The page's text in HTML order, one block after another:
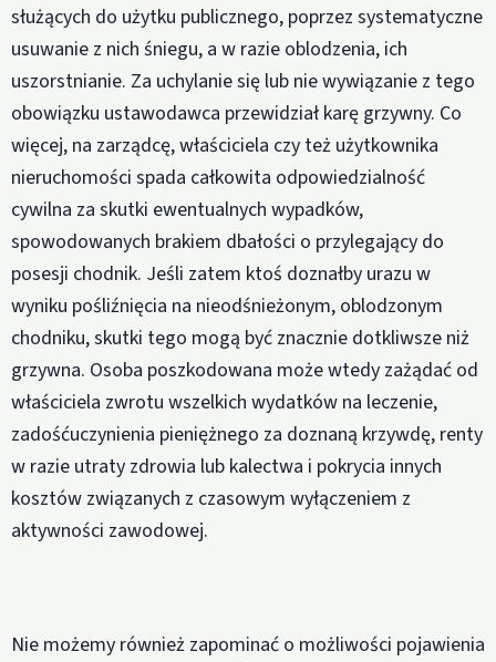
służących do użytku publicznego, poprzez systematyczne
usuwanie z nich śniegu, a w razie oblodzenia, ich
uszorstnianie. Za uchylanie się lub nie wywiązanie z tego
obowiązku ustawodawca przewidział karę grzywny. Co
więcej, na zarządcę, właściciela czy też użytkownika
nieruchomości spada całkowita odpowiedzialność
cywilna za skutki ewentualnych wypadków,
spowodowanych brakiem dbałości o przylegający do
posesji chodnik. Jeśli zatem ktoś doznałby urazu w
wyniku pośliźnięcia na nieodśnieżonym, oblodzonym
chodniku, skutki tego mogą być znacznie dotkliwsze niż
grzywna. Osoba poszkodowana może wtedy zażądać od
właściciela zwrotu wszelkich wydatków na leczenie,
zadośćuczynienia pieniężnego za doznaną krzywdę, renty
w razie utraty zdrowia lub kalectwa i pokrycia innych
kosztów związanych z czasowym wyłączeniem z
aktywności zawodowej.
Nie możemy również zapominać o możliwości pojawienia